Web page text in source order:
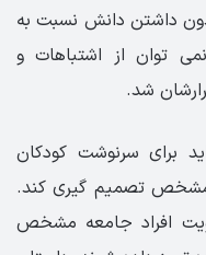
داشتن دانش نسبت به
توان از اشتباهات و
شد.
برای سرنوشت کودکان
مشخص تصمیم گیری کند.
افراد جامعه مشخص